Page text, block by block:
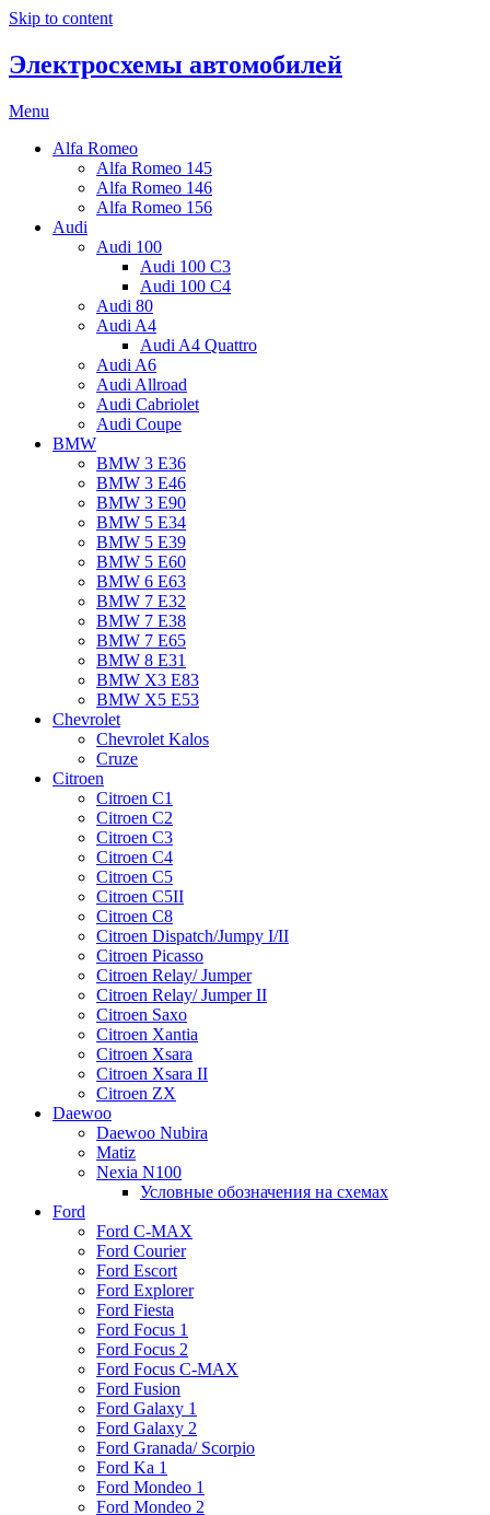
Skip to content
Электросхемы автомобилей
Menu
Alfa Romeo
Alfa Romeo 145
Alfa Romeo 146
Alfa Romeo 156
Audi
Audi 100
Audi 100 C3
Audi 100 C4
Audi 80
Audi A4
Audi A4 Quattro
Audi A6
Audi Allroad
Audi Cabriolet
Audi Coupe
BMW
BMW 3 E36
BMW 3 E46
BMW 3 E90
BMW 5 E34
BMW 5 E39
BMW 5 E60
BMW 6 Е63
BMW 7 Е32
BMW 7 Е38
BMW 7 Е65
BMW 8 Е31
BMW X3 E83
BMW X5 E53
Chevrolet
Chevrolet Kalos
Cruze
Citroen
Citroen C1
Citroen C2
Citroen C3
Citroen C4
Citroen C5
Citroen C5II
Citroen C8
Citroen Dispatch/Jumpy I/II
Citroen Picasso
Citroen Relay/ Jumper
Citroen Relay/ Jumper II
Citroen Saxo
Citroen Xantia
Citroen Xsara
Citroen Xsara II
Citroen ZX
Daewoo
Daewoo Nubira
Matiz
Nexia N100
Условные обозначения на схемах
Ford
Ford C-MAX
Ford Courier
Ford Escort
Ford Explorer
Ford Fiesta
Ford Focus 1
Ford Focus 2
Ford Focus C-MAX
Ford Fusion
Ford Galaxy 1
Ford Galaxy 2
Ford Granada/ Scorpio
Ford Ka 1
Ford Mondeo 1
Ford Mondeo 2